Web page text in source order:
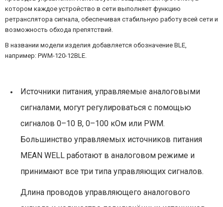
котором каждое устройство в сети выполняет функцию
ретранслятора сигнала, обеспечивая стабильную работу всей сети и
возможность обхода препятствий.
В названии модели изделия добавляется обозначение BLE,
например: PWM-120-12BLE.
Источники питания, управляемые аналоговыми
сигналами, могут регулироваться с помощью
сигналов 0–10 В, 0–100 кОм или PWM.
Большинство управляемых источников питания
MEAN WELL работают в аналоговом режиме и
принимают все три типа управляющих сигналов.
Длина проводов управляющего аналогового